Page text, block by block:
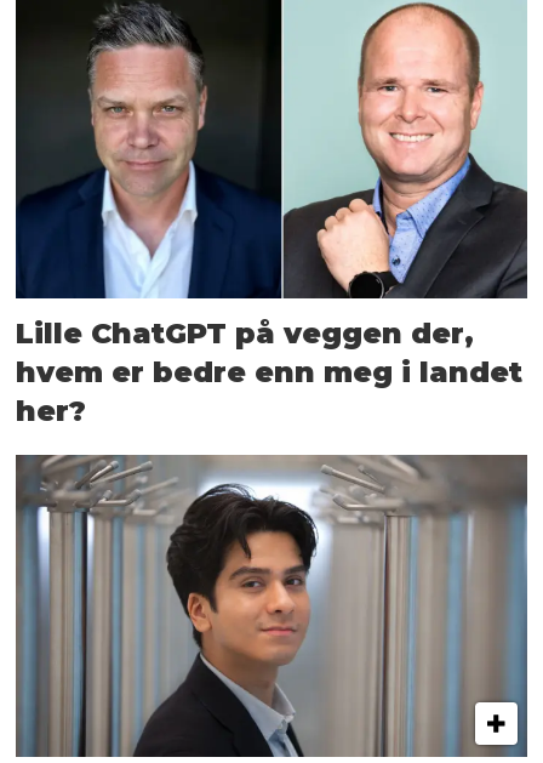
Lille ChatGPT på veggen der,
hvem er bedre enn meg i landet
her?